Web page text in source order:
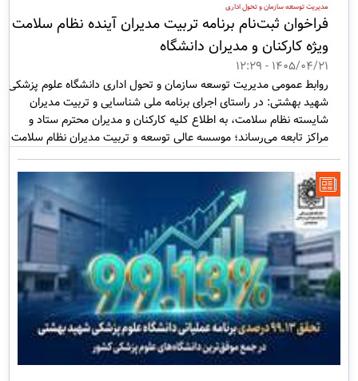
مدیریت توسعه سازمان و تحول اداری
فراخوان ثبت‌نام برنامه تربیت مدیران آینده نظام سلامت
ویژه کارکنان و مدیران دانشگاه
1405/04/21 - 12:29
روابط عمومی مدیریت توسعه سازمان و تحول اداری دانشگاه علوم پزشکی
شهید بهشتی: در راستای اجرای برنامه ملی شناسایی و تربیت مدیران
شایسته نظام سلامت، به اطلاع کلیه کارکنان و مدیران محترم ستاد و
مراکز تابعه می‌رساند؛ موسسه عالی توسعه و تربیت مدیران نظام سلامت
ایران (معتمد) با همکاری وزارت بهداشت، برنامه «تربیت مدیران آینده
نظام سلامت» را با هدف شناسایی، جذب و توانمندسازی نیروهای
مستعد و شایسته برای تصدی پست‌های مدیریتی در سطح نظام سلامت
اجرا می‌نماید.